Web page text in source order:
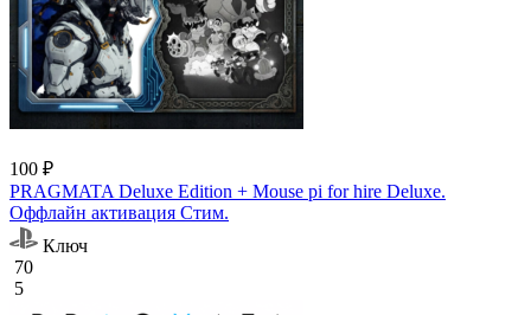
100 ₽
PRAGMATA Deluxe Edition + Mouse pi for hire Deluxe.
Оффлайн активация Cтим.
Ключ
70
5